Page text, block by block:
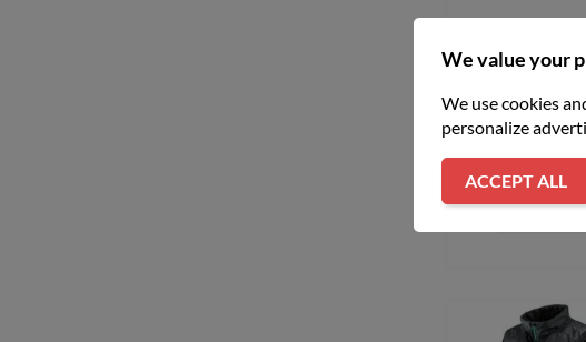
M12HVGREY1-
zł759.00
ADD TO
We value your
We use cookies
personalize
ACCEPT ALL